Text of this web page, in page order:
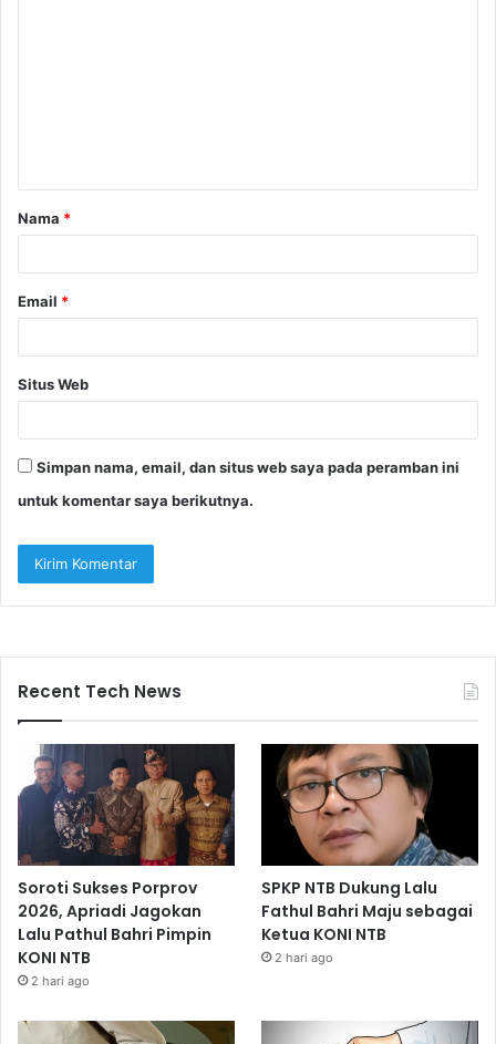
a
r
Nama *
Email *
Situs Web
Simpan nama, email, dan situs web saya pada peramban ini
untuk komentar saya berikutnya.
Recent Tech News
Soroti Sukses Porprov
2026, Apriadi Jagokan
Lalu Pathul Bahri Pimpin
KONI NTB
2 hari ago
SPKP NTB Dukung Lalu
Fathul Bahri Maju sebagai
Ketua KONI NTB
2 hari ago